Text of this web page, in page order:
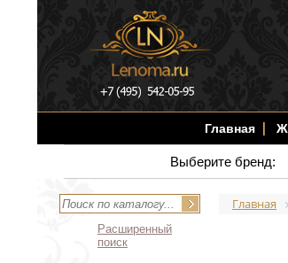
Главная
Выберите бренд:
Расширенный
поиск
Главная